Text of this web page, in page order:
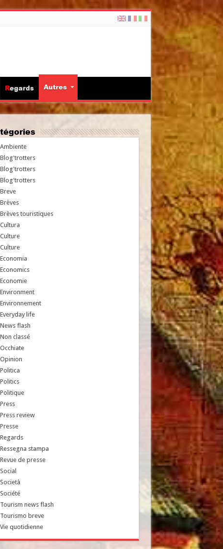
Regards Autres
Ambiente
Blog'trotters
Blog'trotters
Blog'trotters
Breve
Brèves
Brèves touristiques
Cultura
Culture
Culture
Economia
Economics
Economie
Environment
Environnement
Everyday life
News flash
Non classé
Occhiate
Opinion
Politica
Politics
Politique
Press
Press review
Presse
Regards
Ressegna stampa
Revue de presse
Social
Società
Société
Tourism news flash
Tourismo breve
Vie quotidienne